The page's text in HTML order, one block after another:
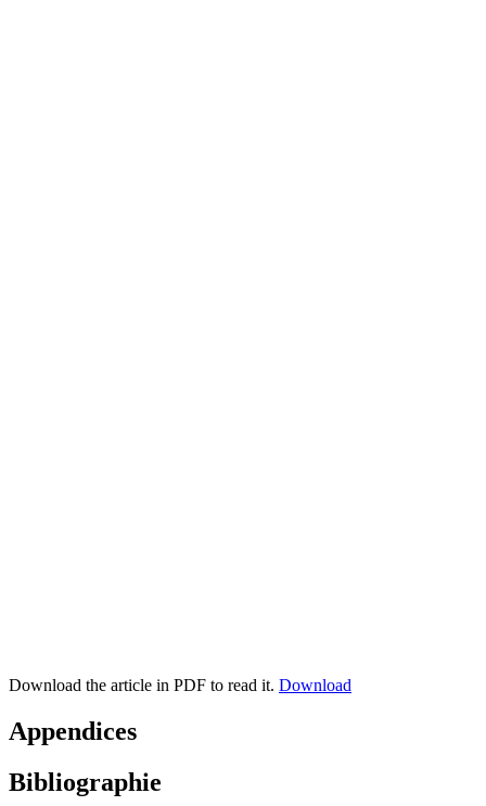
Download the article in PDF to read it. Download
Appendices
Bibliographie